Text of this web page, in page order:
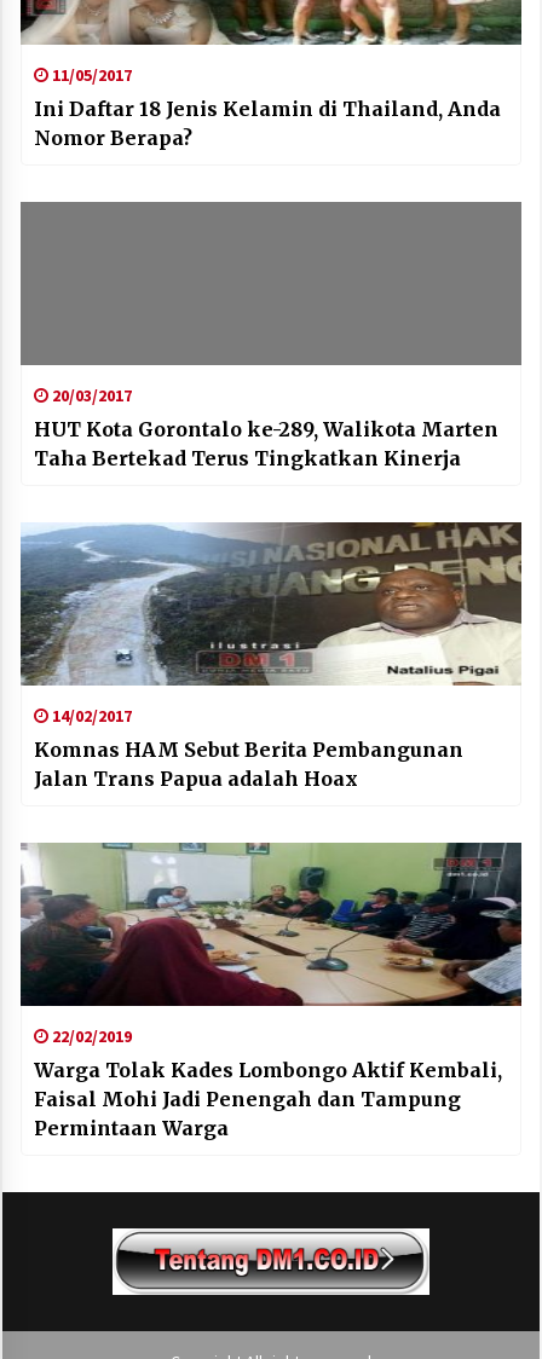
11/05/2017
Ini Daftar 18 Jenis Kelamin di Thailand, Anda
Nomor Berapa?
20/03/2017
HUT Kota Gorontalo ke-289, Walikota Marten
Taha Bertekad Terus Tingkatkan Kinerja
14/02/2017
Komnas HAM Sebut Berita Pembangunan
Jalan Trans Papua adalah Hoax
22/02/2019
Warga Tolak Kades Lombongo Aktif Kembali,
Faisal Mohi Jadi Penengah dan Tampung
Permintaan Warga